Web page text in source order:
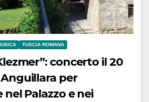
TUSCIA ROMANA
concerto il 20
per
Palazzo e nei